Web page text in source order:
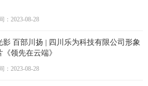
：2023-08-28
影 百部川扬 | 四川乐为科技有限公司形象
《领先在云端》
：2023-08-28